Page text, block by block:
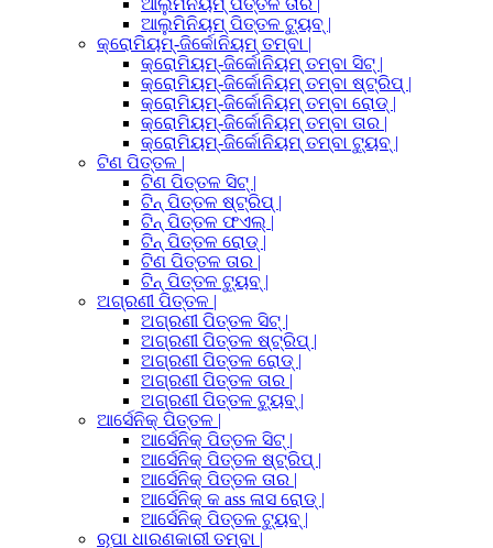
ଆଲୁମିନିୟମ୍ ପିତ୍ତଳ ଟ୍ୟୁବ୍ |
କ୍ରୋମିୟମ୍-ଜିର୍କୋନିୟମ୍ ତମ୍ବା |
କ୍ରୋମିୟମ୍-ଜିର୍କୋନିୟମ୍ ତମ୍ବା ସିଟ୍ |
କ୍ରୋମିୟମ୍-ଜିର୍କୋନିୟମ୍ ତମ୍ବା ଷ୍ଟ୍ରିପ୍ |
କ୍ରୋମିୟମ୍-ଜିର୍କୋନିୟମ୍ ତମ୍ବା ରୋଡ୍ |
କ୍ରୋମିୟମ୍-ଜିର୍କୋନିୟମ୍ ତମ୍ବା ତାର |
କ୍ରୋମିୟମ୍-ଜିର୍କୋନିୟମ୍ ତମ୍ବା ଟ୍ୟୁବ୍ |
ଟିଣ ପିତ୍ତଳ |
ଟିଣ ପିତ୍ତଳ ସିଟ୍ |
ଟିନ୍ ପିତ୍ତଳ ଷ୍ଟ୍ରିପ୍ |
ଟିନ୍ ପିତ୍ତଳ ଫଏଲ୍ |
ଟିନ୍ ପିତ୍ତଳ ରୋଡ୍ |
ଟିଣ ପିତ୍ତଳ ତାର |
ଟିନ୍ ପିତ୍ତଳ ଟ୍ୟୁବ୍ |
ଅଗ୍ରଣୀ ପିତ୍ତଳ |
ଅଗ୍ରଣୀ ପିତ୍ତଳ ସିଟ୍ |
ଅଗ୍ରଣୀ ପିତ୍ତଳ ଷ୍ଟ୍ରିପ୍ |
ଅଗ୍ରଣୀ ପିତ୍ତଳ ରୋଡ୍ |
ଅଗ୍ରଣୀ ପିତ୍ତଳ ତାର |
ଅଗ୍ରଣୀ ପିତ୍ତଳ ଟ୍ୟୁବ୍ |
ଆର୍ସେନିକ୍ ପିତ୍ତଳ |
ଆର୍ସେନିକ୍ ପିତ୍ତଳ ସିଟ୍ |
ଆର୍ସେନିକ୍ ପିତ୍ତଳ ଷ୍ଟ୍ରିପ୍ |
ଆର୍ସେନିକ୍ ପିତ୍ତଳ ତାର |
ଆର୍ସେନିକ୍ କ ass ଳାସ ରୋଡ୍ |
ଆର୍ସେନିକ୍ ପିତ୍ତଳ ଟ୍ୟୁବ୍ |
ରୂପା ଧାରଣକାରୀ ତମ୍ବା |